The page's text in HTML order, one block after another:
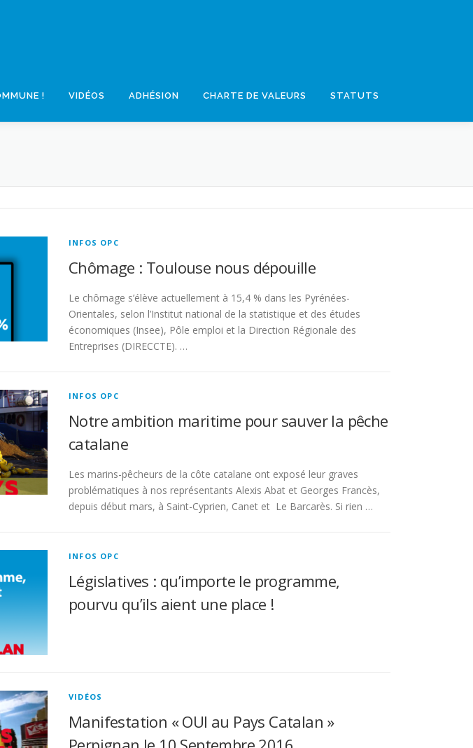
! VIDÉOS ADHÉSION CHARTE DE VALEURS STATUTS
INFOS OPC
Chômage : Toulouse nous dépouille
Le chômage s’élève actuellement à 15,4 % dans les Pyrénées-
Orientales, selon l’Institut national de la statistique et des études
économiques (Insee), Pôle emploi et la Direction Régionale des
Entreprises (DIRECCTE). …
INFOS OPC
Notre ambition maritime pour sauver la pêche
catalane
Les marins-pêcheurs de la côte catalane ont exposé leur graves
problématiques à nos représentants Alexis Abat et Georges Francès,
depuis début mars, à Saint-Cyprien, Canet et Le Barcarès. Si rien …
INFOS OPC
Législatives : qu’importe le programme,
pourvu qu’ils aient une place !
VIDÉOS
Manifestation « OUI au Pays Catalan »